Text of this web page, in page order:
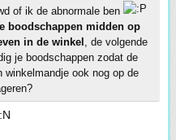
of ik de abnormale ben
boodschappen midden op
in de winkel
, de volgende
je boodschappen zodat de
winkelmandje ook nog op de